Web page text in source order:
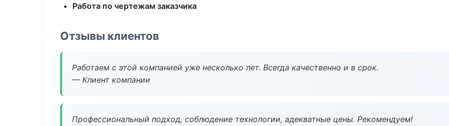
Работа по чертежам заказчика
Отзывы клиентов
Работаем с этой компанией уже несколько лет. Всегда качественно и в срок.
— Клиент компании
Профессиональный подход, соблюдение технологии, адекватные цены. Рекомендуем!